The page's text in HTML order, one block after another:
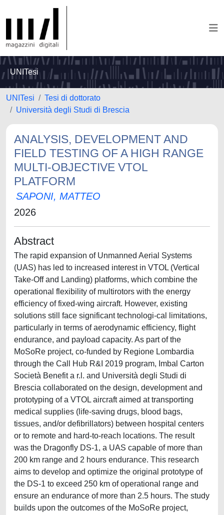
UNITesi
UNITesi
Tesi di dottorato
Università degli Studi di Brescia
ANALYSIS, DEVELOPMENT AND
FIELD TESTING OF A HIGH RANGE
MULTI-OBJECTIVE VTOL
PLATFORM
SAPONI, MATTEO
2026
Abstract
The rapid expansion of Unmanned Aerial Systems
(UAS) has led to increased interest in VTOL (Vertical
Take-Off and Landing) platforms, which combine the
operational flexibility of multirotors with the energy
efficiency of fixed-wing aircraft. However, existing
solutions still face significant technologi-cal limitations,
particularly in terms of aerodynamic efficiency, flight
endurance, and payload capacity. As part of the
MoSoRe project, co-funded by Regione Lombardia
through the Call Hub R&I 2019 program, Imbal Carton
Società Benefit a r.l. and Università degli Studi di
Brescia collaborated on the design, development and
prototyping of a VTOL aircraft aimed at transporting
medical supplies (life-saving drugs, blood bags,
tissues, and/or defibrillators) between hospital centers
or to remote and hard-to-reach locations. The result
was the Dragonfly DS-1, a UAS capable of more than
200 km range and 2 hours endurance. This research
aims to develop and optimize the original prototype of
the DS-1 to exceed 250 km of operational range and
ensure an endurance of more than 2.5 hours. The study
builds upon the outcomes of the MoSoRe project,